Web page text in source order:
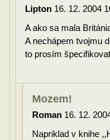
Lipton 16. 12. 2004
A ako sa mala
A nechápem tvojmu
to prosím
Mozem!
Roman 16. 12.
Napriklad v knihe